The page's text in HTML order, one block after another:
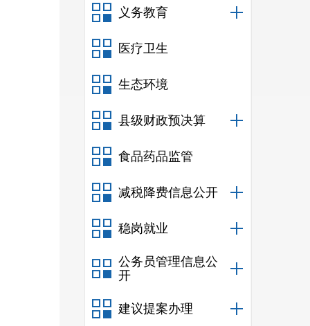
义务教育
医疗卫生
生态环境
县级财政预决算
食品药品监管
减税降费信息公开
稳岗就业
公务员管理信息公
开
建议提案办理